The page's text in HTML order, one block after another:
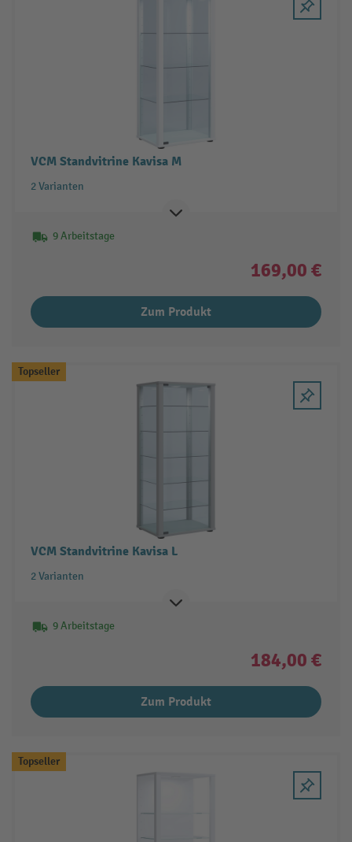
VCM Standvitrine Kavisa M
2 Varianten
9 Arbeitstage
169,00 €
Zum Produkt
Topseller
VCM Standvitrine Kavisa L
2 Varianten
9 Arbeitstage
184,00 €
Zum Produkt
Topseller